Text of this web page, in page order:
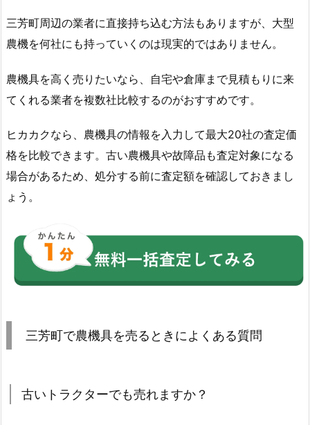
三芳町周辺の業者に直接持ち込む方法もありますが、大型
農機を何社にも持っていくのは現実的ではありません。
農機具を高く売りたいなら、自宅や倉庫まで見積もりに来
てくれる業者を複数社比較するのがおすすめです。
ヒカカクなら、農機具の情報を入力して最大20社の査定価
格を比較できます。古い農機具や故障品も査定対象になる
場合があるため、処分する前に査定額を確認しておきまし
ょう。
三芳町で農機具を売るときによくある質問
古いトラクターでも売れますか？